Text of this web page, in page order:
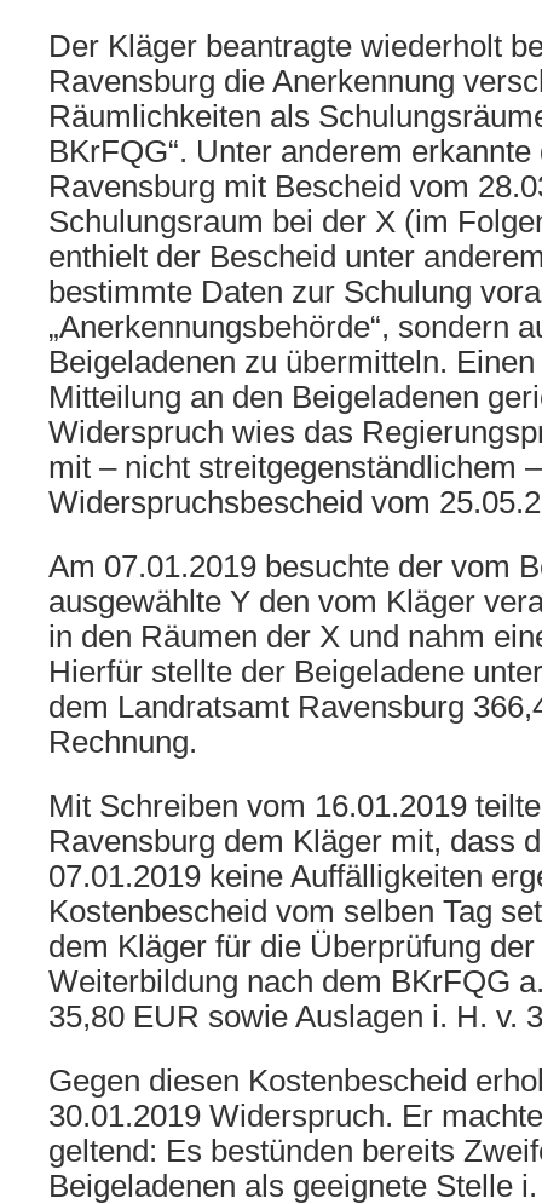
Der Kläger beantragte wiederholt
Ravensburg die Anerkennung
Räumlichkeiten als
BKrFQG“. Unter anderem
Ravensburg mit Bescheid vom
Schulungsraum bei der X (im
enthielt der Bescheid unter
bestimmte Daten zur Schulung
„Anerkennungsbehörde“, sondern
Beigeladenen zu übermitteln.
Mitteilung an den Beigeladenen
Widerspruch wies das
mit – nicht streitgegenständlichem –
Widerspruchsbescheid vom
Am 07.01.2019 besuchte der vom
ausgewählte Y den vom Kläger
in den Räumen der X und nahm
Hierfür stellte der Beigeladene
dem Landratsamt Ravensburg
Rechnung.
Mit Schreiben vom 16.01.2019
Ravensburg dem Kläger mit, dass
07.01.2019 keine Auffälligkeiten
Kostenbescheid vom selben Tag
dem Kläger für die Überprüfung
Weiterbildung nach dem BKrFQG
35,80 EUR sowie Auslagen i. H. v.
Gegen diesen Kostenbescheid
30.01.2019 Widerspruch. Er
geltend: Es bestünden bereits
Beigeladenen als geeignete Stelle